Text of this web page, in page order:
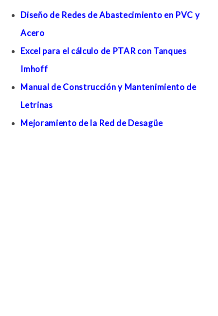
Diseño de Redes de Abastecimiento en PVC y
Acero
Excel para el cálculo de PTAR con Tanques
Imhoff
Manual de Construcción y Mantenimiento de
Letrinas
Mejoramiento de la Red de Desagüe